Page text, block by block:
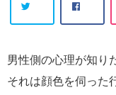
男性側の心理が知り
それは顔色を伺った